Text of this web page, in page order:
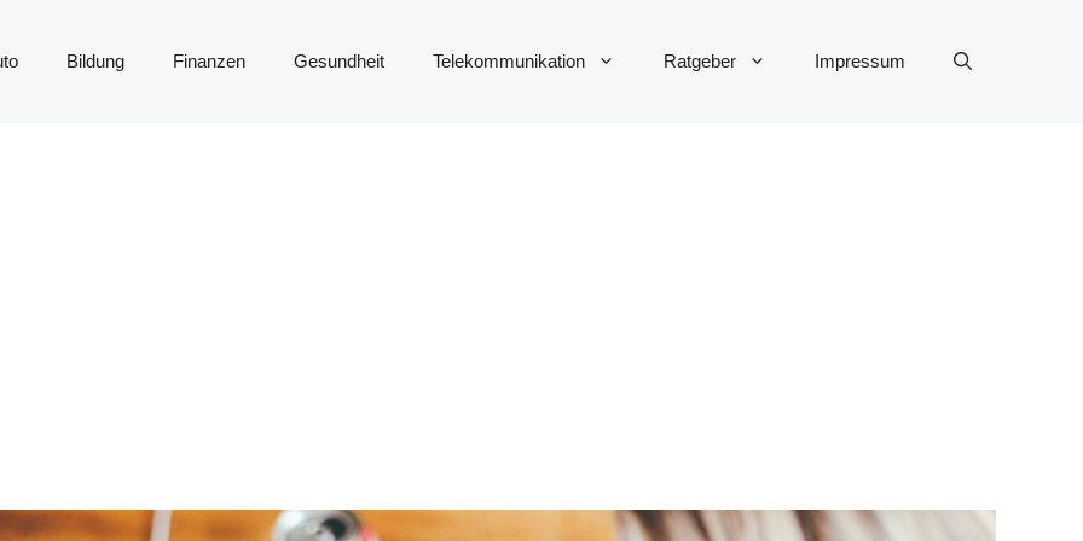
Bildung Finanzen Gesundheit Telekommunikation Ratgeber Impressum